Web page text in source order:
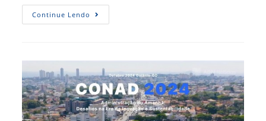
Continue Lendo CFA
Visita
Ministro
Vital
Do
Rêgo
Para
Fogesp